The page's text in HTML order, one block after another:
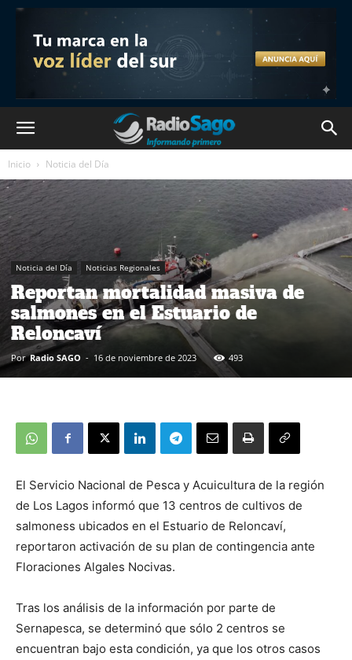
Inicio Noticia del Día
Noticia del Día Noticias Regionales
Reportan mortalidad masiva de
salmones en el Estuario de
Reloncaví
Por Radio SAGO - 16 de noviembre de 2023 493
El Servicio Nacional de Pesca y Acuicultura de la región
de Los Lagos informó que 13 centros de cultivos de
salmoness ubicados en el Estuario de Reloncaví,
reportaron activación de su plan de contingencia ante
Floraciones Algales Nocivas.
Tras los análisis de la información por parte de
Sernapesca, se determinó que sólo 2 centros se
encuentran bajo esta condición, ya que los otros casos